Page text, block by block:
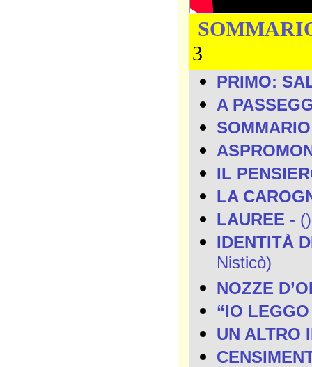
3
PRIMO:
A
SOMMARIO
IL
LA
LAUREE - ()
IDENTITÀ
Nisticò)
NOZZE
“IO
UN ALTRO